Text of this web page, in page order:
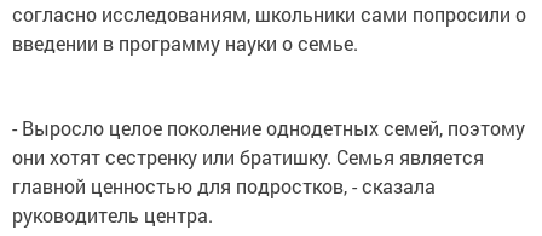
согласно исследованиям, школьники сами попросили о
введении в программу науки о семье.
- Выросло целое поколение однодетных семей, поэтому
они хотят сестренку или братишку. Семья является
главной ценностью для подростков, - сказала
руководитель центра.